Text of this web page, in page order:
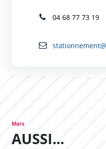
04 68 77 73 19
Mais
AUSSI...